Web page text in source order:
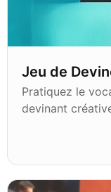
Jeu de
Pratiquez le
devinant